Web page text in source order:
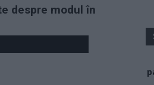
despre modul în